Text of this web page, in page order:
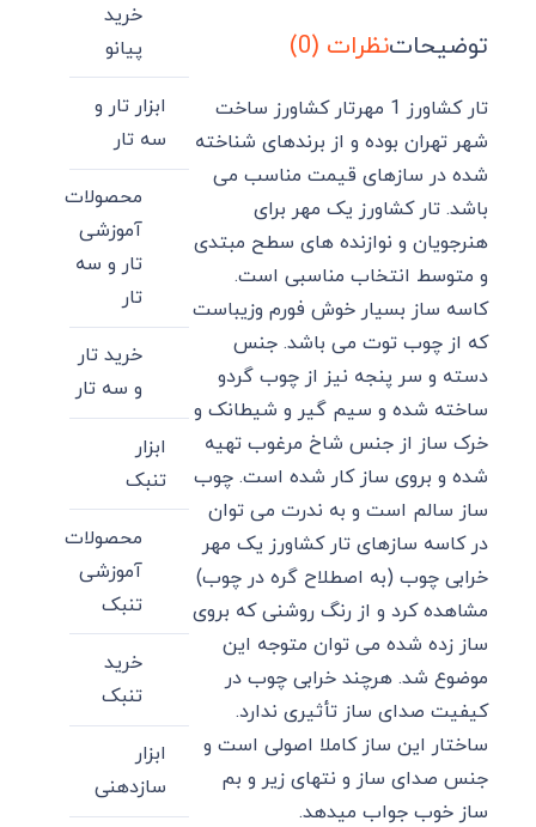
توضیحاتنظرات (0)
تار کشاورز 1 مهرتار کشاورز ساخت
شهر تهران بوده و از برندهای شناخته
شده در سازهای قیمت مناسب می
باشد. تار کشاورز یک مهر برای
هنرجویان و نوازنده های سطح مبتدی
و متوسط انتخاب مناسبی است.
کاسه ساز بسیار خوش فورم وزیباست
که از چوب توت می باشد. جنس
دسته و سر پنجه نیز از چوب گردو
ساخته شده و سیم گیر و شیطانک و
خرک ساز از جنس شاخ مرغوب تهیه
شده و بروی ساز کار شده است. چوب
ساز سالم است و به ندرت می توان
در کاسه سازهای تار کشاورز یک مهر
خرابی چوب (به اصطلاح گره در چوب)
مشاهده کرد و از رنگ روشنی که بروی
ساز زده شده می توان متوجه این
موضوع شد. هرچند خرابی چوب در
کیفیت صدای ساز تأثیری ندارد.
ساختار این ساز کاملا اصولی است و
جنس صدای ساز و نتهای زیر و بم
ساز خوب جواب میدهد.
خرید
پیانو
ابزار تار و
سه تار
محصولات
آموزشی
تار و سه
تار
خرید تار
و سه تار
ابزار
تنبک
محصولات
آموزشی
تنبک
خرید
تنبک
ابزار
سازدهنی